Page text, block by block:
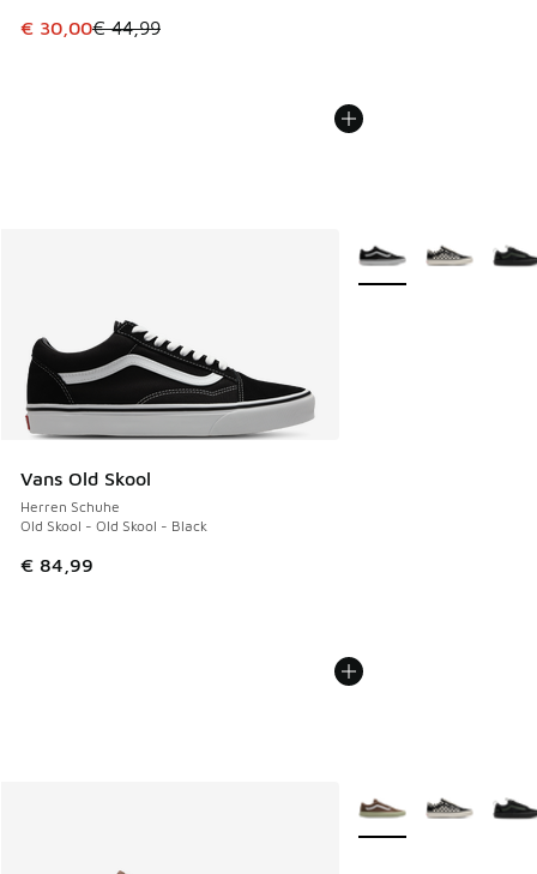
Dieser Artikel ist im Sale. Der Preis ist von € 44,99 auf €
€ 30,00€ 44,99
Vans Old Skool
Herren Schuhe
Old Skool - Old Skool - Black
€ 84,99
Weitere Farben
Weitere Farben